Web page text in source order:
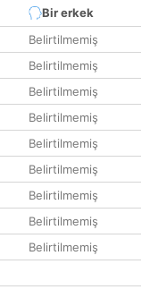
Bir erkek
Belirtilmemiş
Belirtilmemiş
Belirtilmemiş
Belirtilmemiş
Belirtilmemiş
Belirtilmemiş
Belirtilmemiş
Belirtilmemiş
Belirtilmemiş